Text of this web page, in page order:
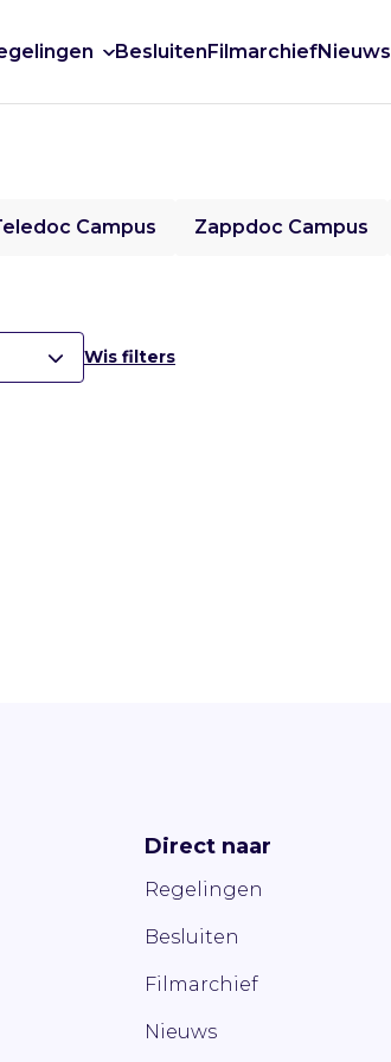
BesluitenFilmarchiefNieuws
Campus Zappdoc Campus
Wis filters
Direct naar
Regelingen
Besluiten
Filmarchief
Nieuws